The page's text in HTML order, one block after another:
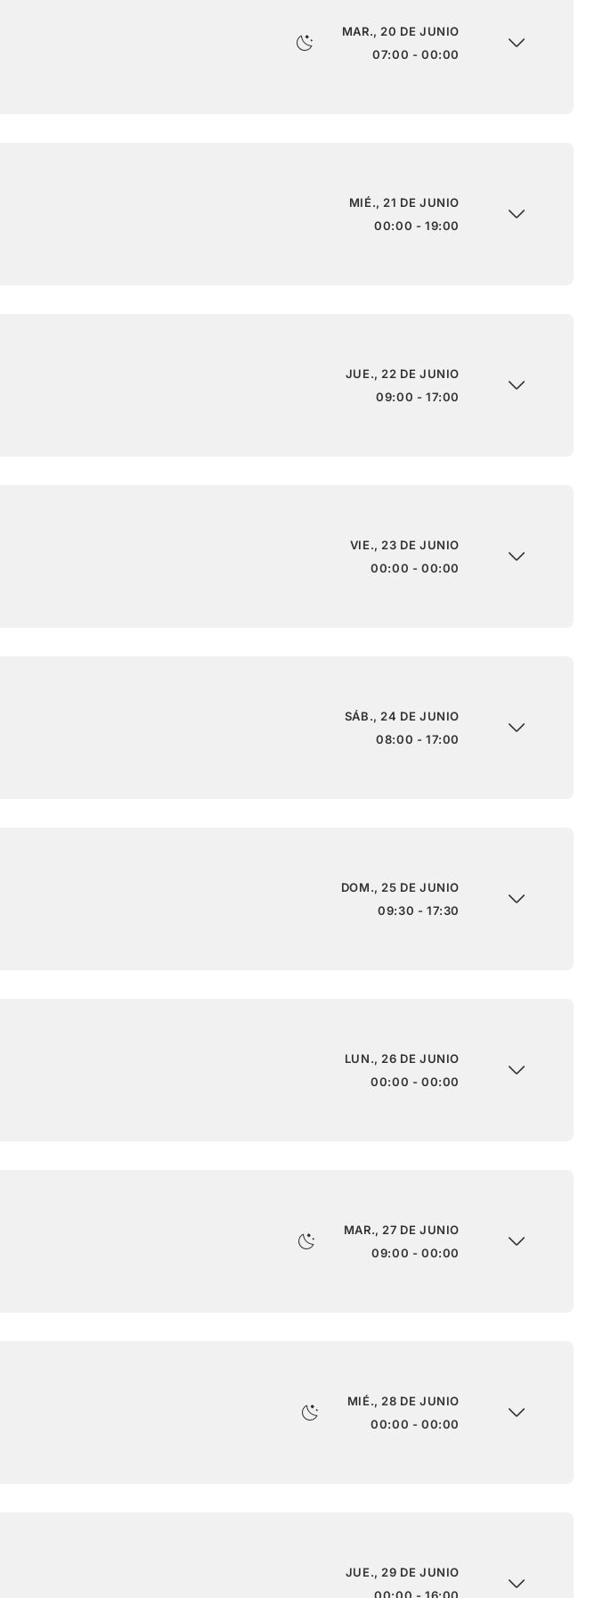
MAR., 20 DE JUNIO
07:00 - 00:00
MIÉ., 21 DE JUNIO
00:00 - 19:00
JUE., 22 DE JUNIO
09:00 - 17:00
VIE., 23 DE JUNIO
00:00 - 00:00
SÁB., 24 DE JUNIO
08:00 - 17:00
DOM., 25 DE JUNIO
09:30 - 17:30
LUN., 26 DE JUNIO
00:00 - 00:00
MAR., 27 DE JUNIO
09:00 - 00:00
MIÉ., 28 DE JUNIO
00:00 - 00:00
JUE., 29 DE JUNIO
00:00 - 16:00